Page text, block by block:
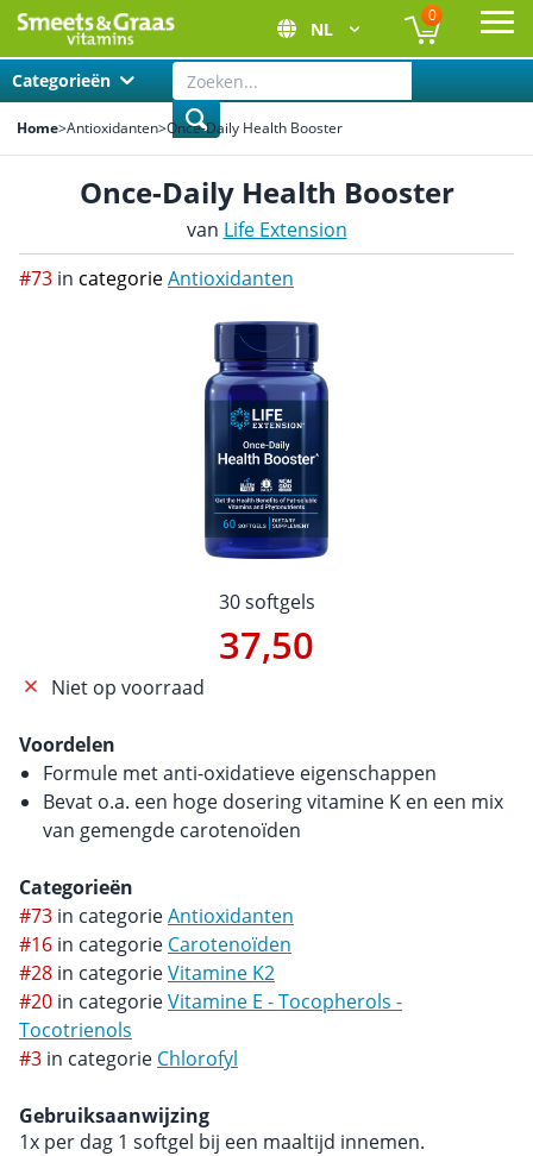
NL
0
Categorieën
Home>Antioxidanten>Once-Daily Health Booster
Once-Daily Health Booster
van Life Extension
#73 in categorieAntioxidanten
30 softgels
37,50
Niet op voorraad
Voordelen
Formule met anti-oxidatieve eigenschappen
Bevat o.a. een hoge dosering vitamine K en een mix
van gemengde carotenoïden
Categorieën
#73 in categorieAntioxidanten
#16 in categorie Carotenoïden
#28 in categorieVitamine K2
#20 in categorieVitamine E - Tocopherols -
Tocotrienols
#3 in categorie Chlorofyl
Gebruiksaanwijzing
1x per dag 1 softgel bij een maaltijd innemen.